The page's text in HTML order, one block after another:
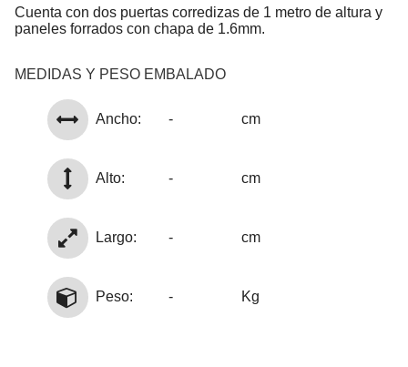
Cuenta con dos puertas corredizas de 1 metro de altura y
paneles forrados con chapa de 1.6mm.
MEDIDAS Y PESO EMBALADO
Ancho: - cm
Alto: - cm
Largo: - cm
Peso: - Kg